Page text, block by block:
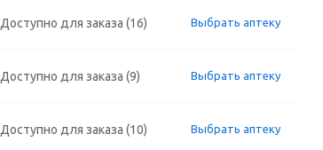
Доступно для заказа (16) Выбрать аптеку
Доступно для заказа (9) Выбрать аптеку
Доступно для заказа (10) Выбрать аптеку